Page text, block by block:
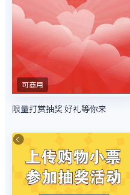
可商用
限量打赏抽奖 好礼等你来